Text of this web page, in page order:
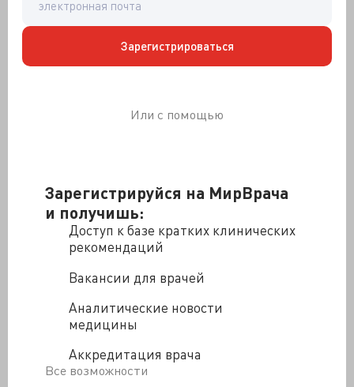
Зарегистрируйся на МирВрача
и получишь:
Доступ к базе кратких клинических
рекомендаций
Вакансии для врачей
Аналитические новости
медицины
Аккредитация врача
Все возможности
Зарегистрироваться
Или с помощью
Баварский лес
дескать, шизовая была матушка Мария Фридерика
Прусская — но к тому времени собирать анамнез
будет уже затруднительно. В общем, поскрипев
извилинами, германские доктора отчитались
канцлеру-тёзке, Отто фон Бисмарку: дескать, картина
ясная! Душевная болезнь! На что железный канцлер